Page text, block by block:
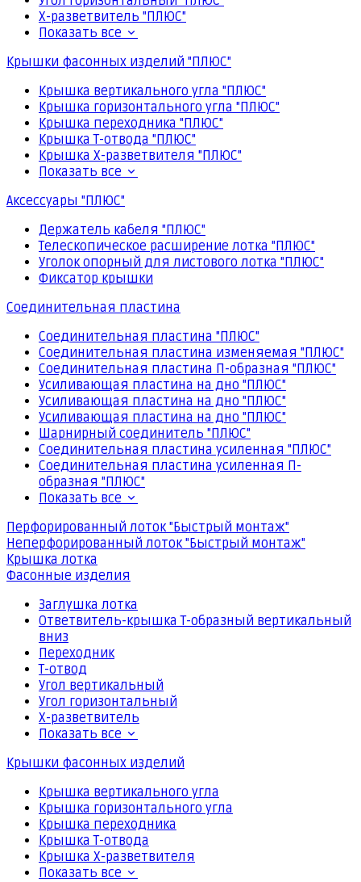
Х-разветвитель "ПЛЮС"
Показать все
Крышки фасонных изделий "ПЛЮС"
Крышка вертикального угла "ПЛЮС"
Крышка горизонтального угла "ПЛЮС"
Крышка переходника "ПЛЮС"
Крышка Т-отвода "ПЛЮС"
Крышка Х-разветвителя "ПЛЮС"
Показать все
Аксессуары "ПЛЮС"
Держатель кабеля "ПЛЮС"
Телескопическое расширение лотка "ПЛЮС"
Уголок опорный для листового лотка "ПЛЮС"
Фиксатор крышки
Соединительная пластина
Соединительная пластина "ПЛЮС"
Соединительная пластина изменяемая "ПЛЮС"
Соединительная пластина П-образная "ПЛЮС"
Усиливающая пластина на дно "ПЛЮС"
Усиливающая пластина на дно "ПЛЮС"
Усиливающая пластина на дно "ПЛЮС"
Шарнирный соединитель "ПЛЮС"
Соединительная пластина усиленная "ПЛЮС"
Соединительная пластина усиленная П-
образная "ПЛЮС"
Показать все
Перфорированный лоток "Быстрый монтаж"
Неперфорированный лоток "Быстрый монтаж"
Крышка лотка
Фасонные изделия
Заглушка лотка
Ответвитель-крышка Т-образный вертикальный
вниз
Переходник
Т-отвод
Угол вертикальный
Угол горизонтальный
Х-разветвитель
Показать все
Крышки фасонных изделий
Крышка вертикального угла
Крышка горизонтального угла
Крышка переходника
Крышка Т-отвода
Крышка Х-разветвителя
Показать все